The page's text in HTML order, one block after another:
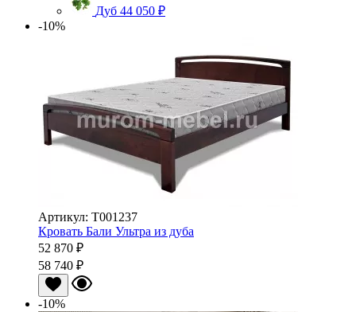
Дуб 44 050 ₽
-10%
Артикул: Т001237
Кровать Бали Ультра из дуба
52 870 ₽
58 740 ₽
-10%